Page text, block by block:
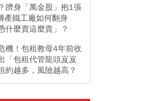
躋身「萬金股」抱1張
產鐵工廠如何翻身
什麼賣這麼貴」？
機！包租教母4年前收
「包租代管龍頭岌岌
約越多，風險越高？